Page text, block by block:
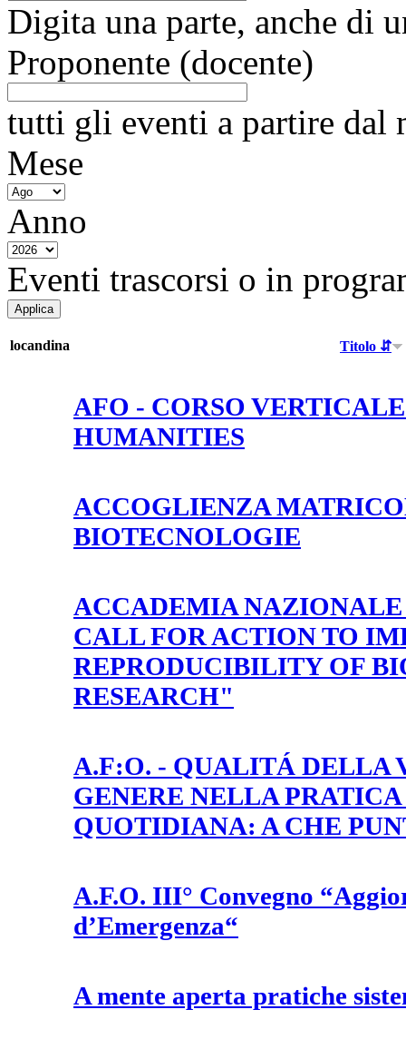
Digita una parte, anche di
Proponente (docente)
tutti gli eventi a partire dal
Mese
Anno
Eventi trascorsi o in
locandina Titolo ⇵
AFO - CORSO
HUMANITIES
ACCOGLIENZA
BIOTECNOLOGIE
ACCADEMIA
CALL FOR ACTION TO
REPRODUCIBILITY OF
RESEARCH"
A.F:O. - QUALITÁ DELLA
GENERE NELLA
QUOTIDIANA: A CHE
A.F.O. III° Convegno
d’Emergenza“
A mente aperta pratiche